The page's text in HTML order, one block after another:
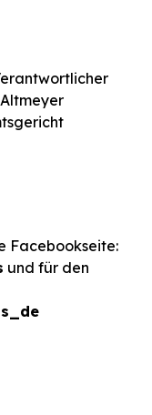
Facebookseite:
und für den